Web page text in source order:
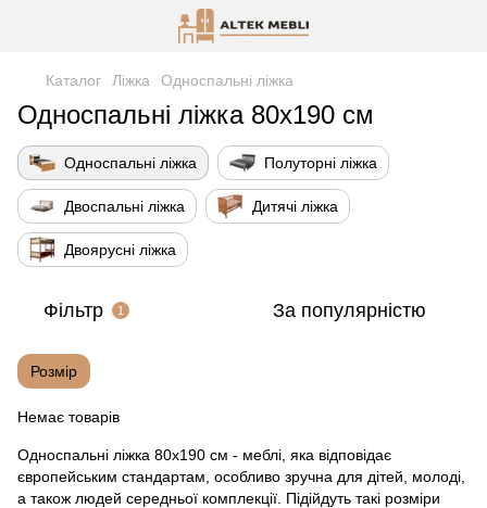
Каталог Ліжка Односпальні ліжка
Односпальні ліжка 80х190 см
Односпальні ліжка Полуторні ліжка
Двоспальні ліжка Дитячі ліжка
Двоярусні ліжка
Фільтр 1 За популярністю
Розмір
Немає товарів
Односпальні ліжка 80x190 см - меблі, яка відповідає
європейським стандартам, особливо зручна для дітей, молоді,
а також людей середньої комплекції. Підійдуть такі розміри